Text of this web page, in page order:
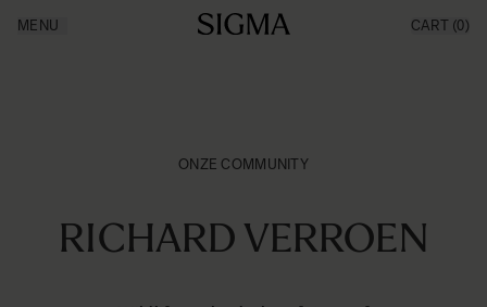
Producten
MENU CART (0)
ONZE COMMUNITY
RICHARD VERROEN